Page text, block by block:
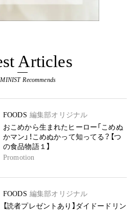
Articles
Recommends
FOODS 編集部オリジナル
おこめから生まれたヒーロー「こめぬ
かマン」！こめぬかって知ってる？【つ
の食品物語１】
Promotion
FOODS 編集部オリジナル
【読者プレゼントあり】ダイドードリン